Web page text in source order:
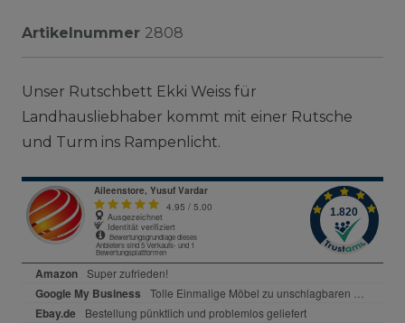
Artikelnummer 2808
Unser Rutschbett Ekki Weiss für
Landhausliebhaber kommt mit einer Rutsche
und Turm ins Rampenlicht.